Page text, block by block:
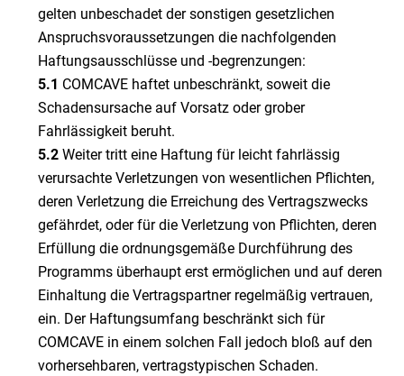
gelten unbeschadet der sonstigen gesetzlichen
Anspruchsvoraussetzungen die nachfolgenden
Haftungsausschlüsse und -begrenzungen:
5.1 COMCAVE haftet unbeschränkt, soweit die
Schadensursache auf Vorsatz oder grober
Fahrlässigkeit beruht.
5.2 Weiter tritt eine Haftung für leicht fahrlässig
verursachte Verletzungen von wesentlichen Pflichten,
deren Verletzung die Erreichung des Vertragszwecks
gefährdet, oder für die Verletzung von Pflichten, deren
Erfüllung die ordnungsgemäße Durchführung des
Programms überhaupt erst ermöglichen und auf deren
Einhaltung die Vertragspartner regelmäßig vertrauen,
ein. Der Haftungsumfang beschränkt sich für
COMCAVE in einem solchen Fall jedoch bloß auf den
vorhersehbaren, vertragstypischen Schaden.